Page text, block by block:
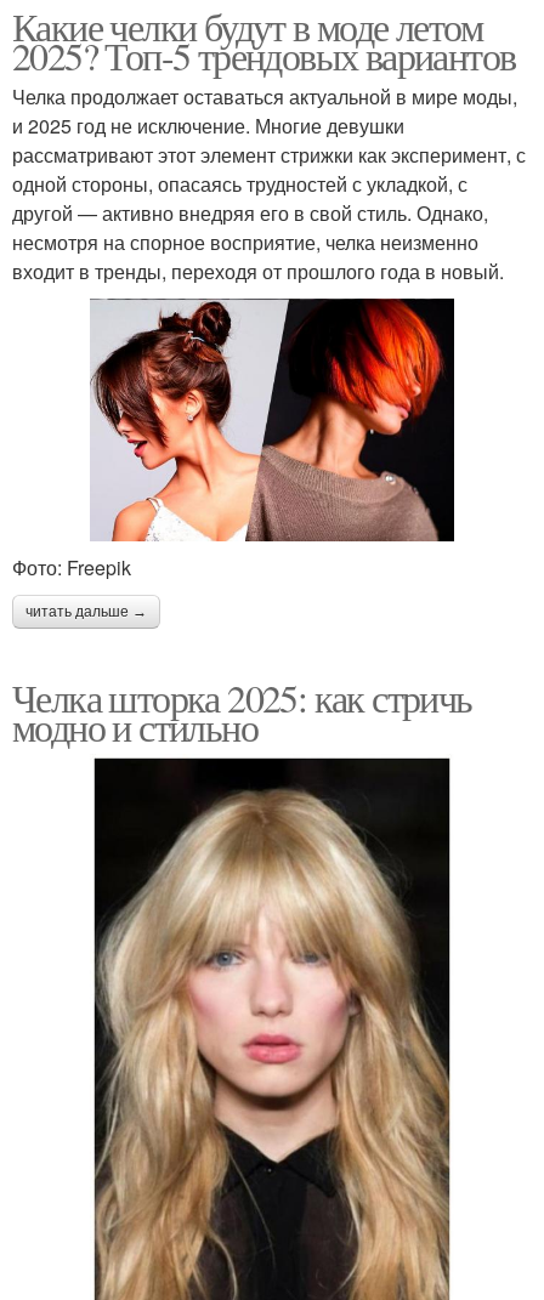
Какие челки будут в моде летом
2025? Топ-5 трендовых вариантов
Челка продолжает оставаться актуальной в мире моды,
и 2025 год не исключение. Многие девушки
рассматривают этот элемент стрижки как эксперимент, с
одной стороны, опасаясь трудностей с укладкой, с
другой — активно внедряя его в свой стиль. Однако,
несмотря на спорное восприятие, челка неизменно
входит в тренды, переходя от прошлого года в новый.
Фото: Freepik
читать дальше →
Челка шторка 2025: как стричь
модно и стильно